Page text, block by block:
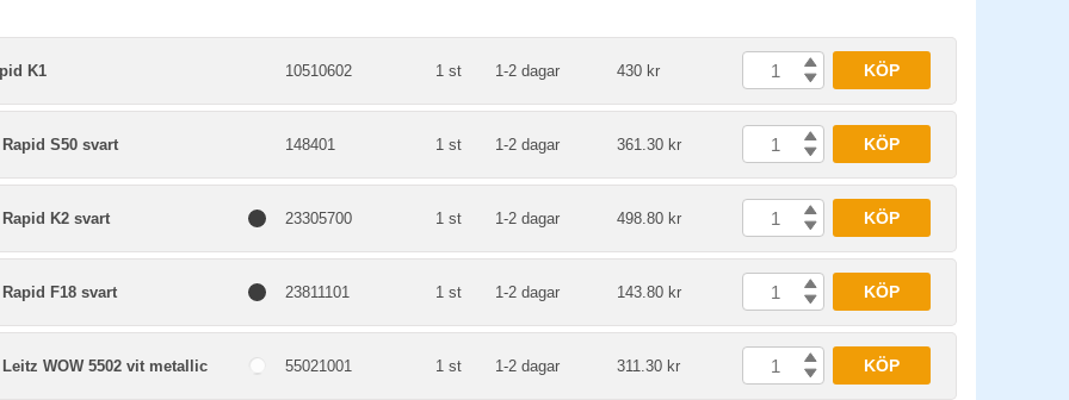
K1 10510602 1 st 1-2 dagar 430 kr KÖP
S50 svart 148401 1 st 1-2 dagar 361.30 kr KÖP
Rapid K2 svart 23305700 1 st 1-2 dagar 498.80 kr KÖP
F18 svart 23811101 1 st 1-2 dagar 143.80 kr KÖP
Leitz WOW 5502 vit metallic 55021001 1 st 1-2 dagar 311.30 kr KÖP